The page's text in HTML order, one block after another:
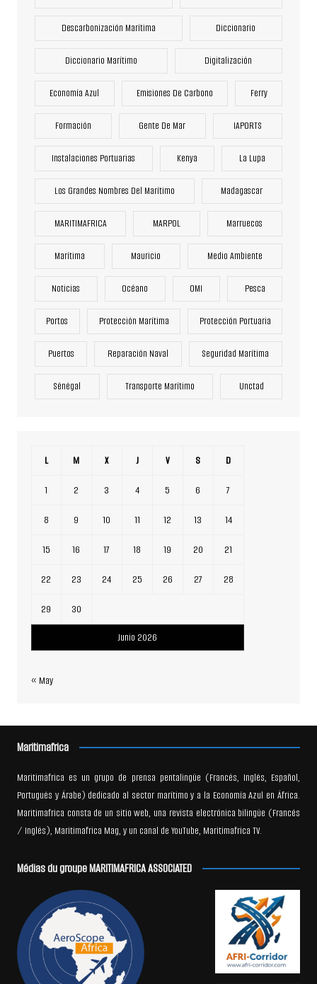
Descarbonización Marítima Diccionario
Diccionario Marítimo Digitalización
Economía Azul Emisiones De Carbono Ferry
Formación Gente De Mar IAPORTS
Instalaciones Portuarias Kenya La Lupa
Los Grandes Nombres Del Marítimo Madagascar
MARITIMAFRICA MARPOL Marruecos
Marítima Mauricio Medio Ambiente
Noticias Océano OMI Pesca
Portos Protección Marítima Protección Portuaria
Puertos Reparación Naval Seguridad Marítima
Sénégal Transporte Marítimo Unctad
Junio 2026
L M X J V S D
1 2 3 4 5 6 7
8 9 10 11 12 13 14
15 16 17 18 19 20 21
22 23 24 25 26 27 28
29 30
« May
Maritimafrica
Maritimafrica es un grupo de prensa pentalingüe (Francés, Inglés, Español,
Portugués y Árabe) dedicado al sector marítimo y a la Economía Azul en África.
Maritimafrica consta de un sitio web, una revista electrónica bilingüe (Francés
/ Inglés), Maritimafrica Mag, y un canal de YouTube, Maritimafrica TV.
Médias du groupe MARITIMAFRICA ASSOCIATED